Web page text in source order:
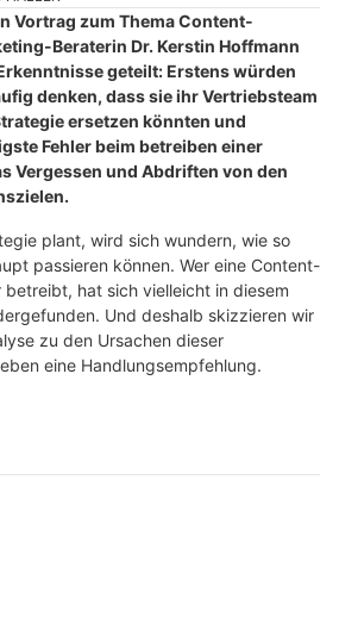
Vortrag zum Thema Content-
Beraterin Dr. Kerstin Hoffmann
geteilt: Erstens würden
denken, dass sie ihr Vertriebsteam
ersetzen könnten und
Fehler beim betreiben einer
Vergessen und Abdriften von den
plant, wird sich wundern, wie so
passieren können. Wer eine Content-
hat sich vielleicht in diesem
Und deshalb skizzieren wir
zu den Ursachen dieser
eine Handlungsempfehlung.